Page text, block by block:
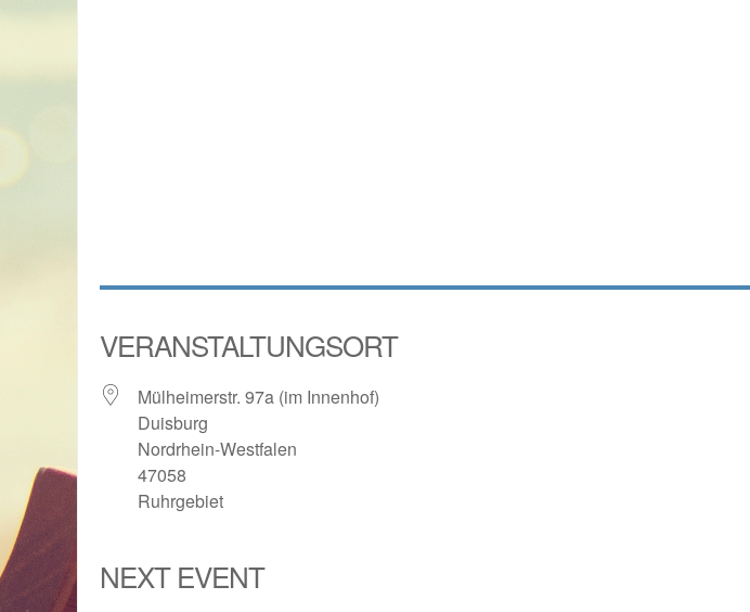
VERANSTALTUNGSORT
Mülheimerstr. 97a (im Innenhof)
Duisburg
Nordrhein-Westfalen
47058
Ruhrgebiet
NEXT EVENT